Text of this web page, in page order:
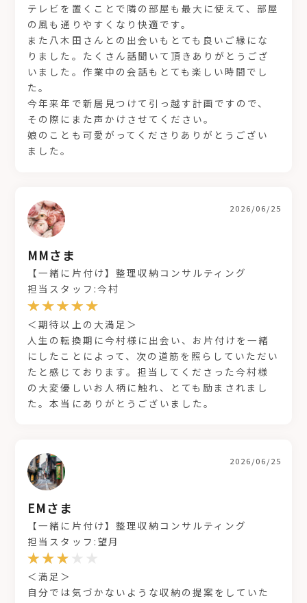
テレビを置くことで隣の部屋も最大に使えて、部屋
の風も通りやすくなり快適です。
また八木田さんとの出会いもとても良いご縁にな
りました。たくさん話聞いて頂きありがとうござ
いました。作業中の会話もとても楽しい時間でし
た。
今年来年で新居見つけて引っ越す計画ですので、
その際にまた声かけさせてください。
娘のことも可愛がってくださりありがとうござい
ました。
MMさま
2026/06/25
【一緒に片付け】整理収納コンサルティング
担当スタッフ:今村
＜期待以上の大満足＞
人生の転換期に今村様に出会い、お片付けを一緒
にしたことによって、次の道筋を照らしていただい
たと感じております。担当してくださった今村様
の大変優しいお人柄に触れ、とても励まされまし
た。本当にありがとうございました。
EMさま
2026/06/25
【一緒に片付け】整理収納コンサルティング
担当スタッフ:望月
＜満足＞
自分では気づかないような収納の提案をしていた